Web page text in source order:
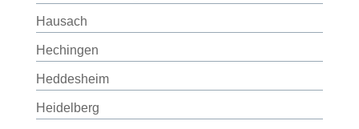
Hausach
Hechingen
Heddesheim
Heidelberg